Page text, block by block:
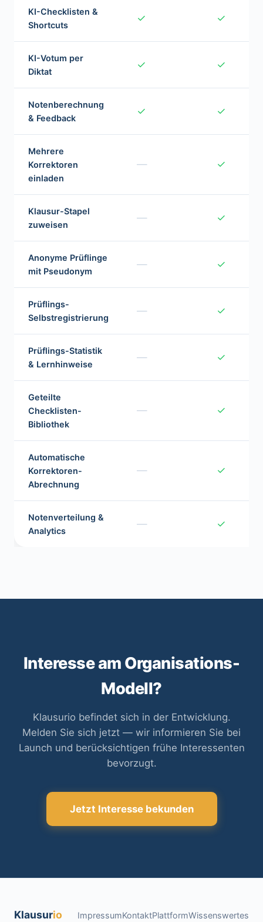
KI-Checklisten &
Shortcuts
✓ ✓
KI-Votum per
Diktat
✓ ✓
Notenberechnung
& Feedback
✓ ✓
Mehrere
Korrektoren
einladen
— ✓
Klausur-Stapel
zuweisen
— ✓
Anonyme Prüflinge
mit Pseudonym
— ✓
Prüflings-
Selbstregistrierung
— ✓
Prüflings-Statistik
& Lernhinweise
— ✓
Geteilte
Checklisten-
Bibliothek
— ✓
Automatische
Korrektoren-
Abrechnung
— ✓
Notenverteilung &
Analytics
— ✓
Interesse am Organisations-
Modell?
Klausurio befindet sich in der Entwicklung.
Melden Sie sich jetzt — wir informieren Sie bei
Launch und berücksichtigen frühe Interessenten
bevorzugt.
Jetzt Interesse bekunden
Klausurio ImpressumKontaktPlattformWissenswertes